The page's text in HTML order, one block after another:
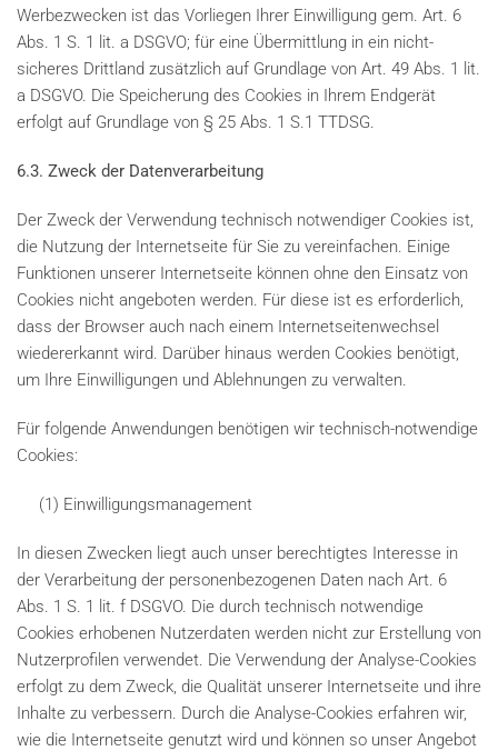
Werbezwecken ist das Vorliegen Ihrer Einwilligung gem. Art. 6
Abs. 1 S. 1 lit. a DSGVO; für eine Übermittlung in ein nicht-
sicheres Drittland zusätzlich auf Grundlage von Art. 49 Abs. 1 lit.
a DSGVO. Die Speicherung des Cookies in Ihrem Endgerät
erfolgt auf Grundlage von § 25 Abs. 1 S.1 TTDSG.
6.3. Zweck der Datenverarbeitung
Der Zweck der Verwendung technisch notwendiger Cookies ist,
die Nutzung der Internetseite für Sie zu vereinfachen. Einige
Funktionen unserer Internetseite können ohne den Einsatz von
Cookies nicht angeboten werden. Für diese ist es erforderlich,
dass der Browser auch nach einem Internetseitenwechsel
wiedererkannt wird. Darüber hinaus werden Cookies benötigt,
um Ihre Einwilligungen und Ablehnungen zu verwalten.
Für folgende Anwendungen benötigen wir technisch-notwendige
Cookies:
(1) Einwilligungsmanagement
In diesen Zwecken liegt auch unser berechtigtes Interesse in
der Verarbeitung der personenbezogenen Daten nach Art. 6
Abs. 1 S. 1 lit. f DSGVO. Die durch technisch notwendige
Cookies erhobenen Nutzerdaten werden nicht zur Erstellung von
Nutzerprofilen verwendet. Die Verwendung der Analyse-Cookies
erfolgt zu dem Zweck, die Qualität unserer Internetseite und ihre
Inhalte zu verbessern. Durch die Analyse-Cookies erfahren wir,
wie die Internetseite genutzt wird und können so unser Angebot